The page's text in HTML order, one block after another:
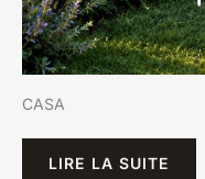
CASA
LIRE LA SUITE